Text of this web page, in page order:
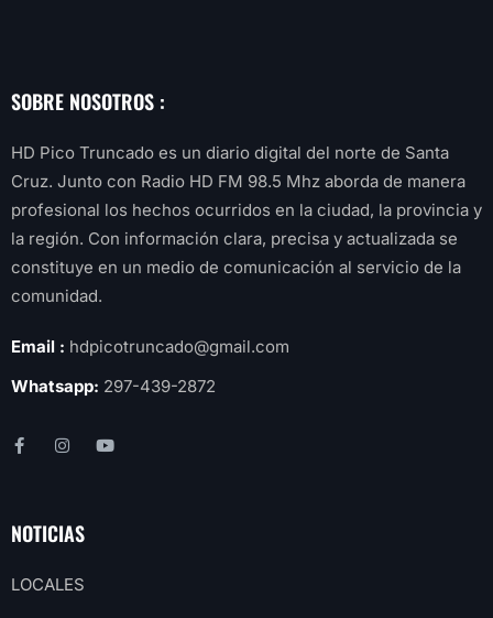
SOBRE NOSOTROS :
HD Pico Truncado es un diario digital del norte de Santa
Cruz. Junto con Radio HD FM 98.5 Mhz aborda de manera
profesional los hechos ocurridos en la ciudad, la provincia y
la región. Con información clara, precisa y actualizada se
constituye en un medio de comunicación al servicio de la
comunidad.
Email : hdpicotruncado@gmail.com
Whatsapp: 297-439-2872
NOTICIAS
LOCALES